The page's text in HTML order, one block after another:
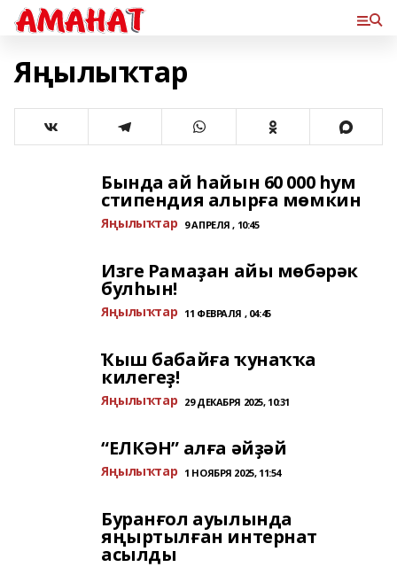
Яңылыҡтар
Бында ай һайын 60 000 һум
стипендия алырға мөмкин
Яңылыҡтар 9 АПРЕЛЯ , 10:45
Изге Рамаҙан айы мөбәрәк
булһын!
Яңылыҡтар 11 ФЕВРАЛЯ , 04:45
Ҡыш бабайға ҡунаҡҡа
килегеҙ!
Яңылыҡтар 29 ДЕКАБРЯ 2025, 10:31
“ЕЛКӘН” алға әйҙәй
Яңылыҡтар 1 НОЯБРЯ 2025, 11:54
Буранғол ауылында
яңыртылған интернат
асылды